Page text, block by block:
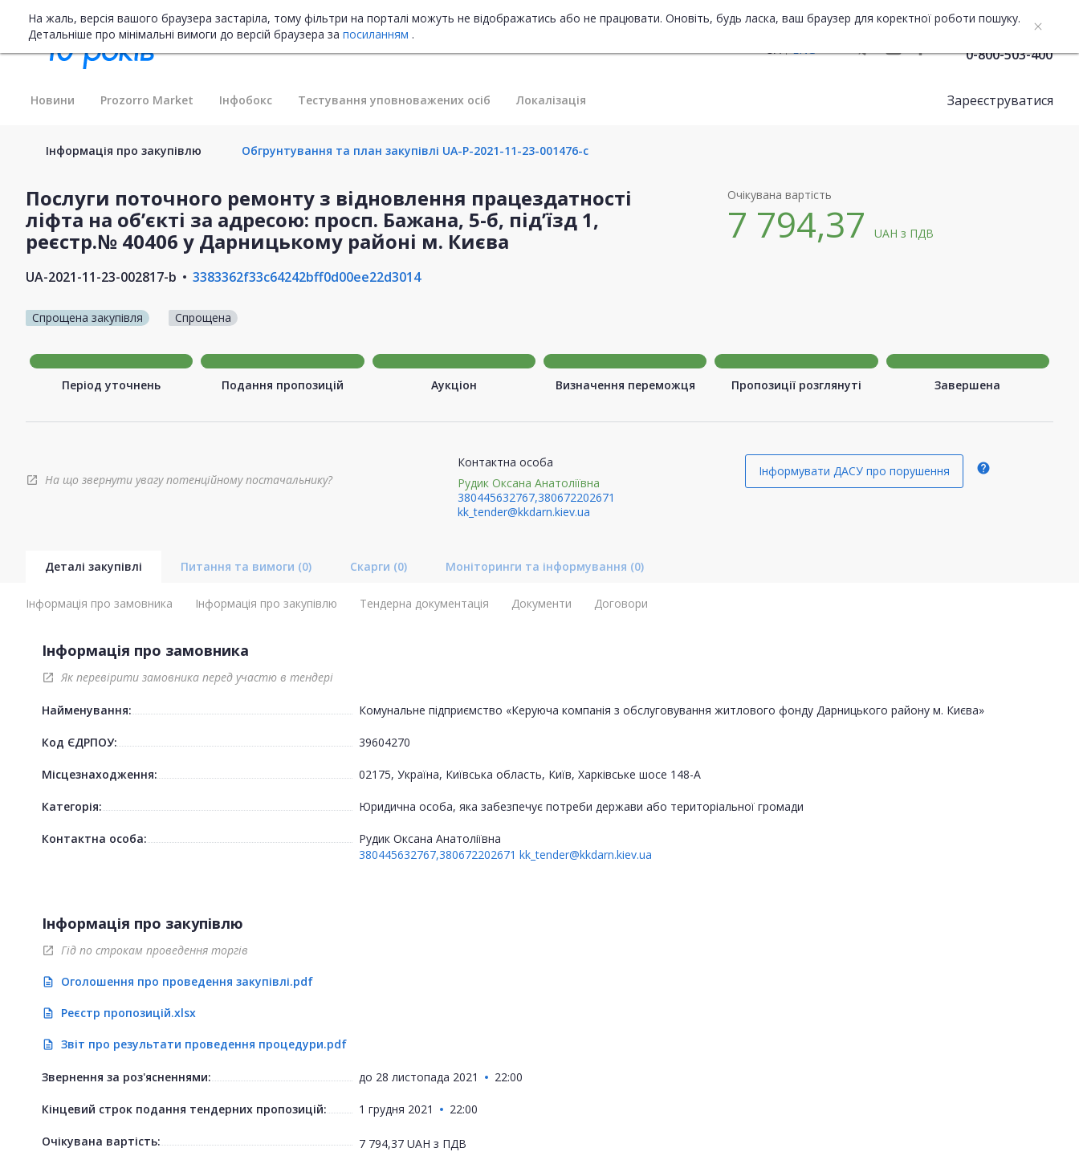
На жаль, версія вашого браузера застаріла, тому фільтри на порталі можуть не відображатись або не працювати. Оновіть, будь ласка, ваш браузер для коректної роботи пошуку.
Детальніше про мінімальні вимоги до версій браузера за посиланням .
UA
ENG 0-800-503-400
Новини Prozorro Market Інфобокс Тестування уповноважених осіб Локалізація Зареєструватися
Інформація про закупівлю Обгрунтування та план закупівлі UA-P-2021-11-23-001476-c
Послуги поточного ремонту з відновлення працездатності
ліфта на об’єкті за адресою: просп. Бажана, 5-б, під’їзд 1,
реєстр.№ 40406 у Дарницькому районі м. Києва
UA-2021-11-23-002817-b 3383362f33c64242bff0d00ee22d3014
Спрощена закупівля Спрощена
Очікувана вартість
7 794,37UAHз ПДВ
Період уточнень Подання пропозицій Аукціон Визначення переможця Пропозиції розглянуті Завершена
open_in_new На що звернути увагу потенційному постачальнику?
Контактна особа
Рудик Оксана Анатоліївна
380445632767,380672202671
kk_tender@kkdarn.kiev.ua
Інформувати ДАСУ про порушення help
Деталі закупівлі Питання та вимоги (0) Скарги (0) Моніторинги та інформування (0)
Інформація про замовника Інформація про закупівлю Тендерна документація Документи Договори
Інформація про замовника
open_in_new Як перевірити замовника перед участю в тендері
Найменування: Комунальне підприємство «Керуюча компанія з обслуговування житлового фонду Дарницького району м. Києва»
Код ЄДРПОУ: 39604270
Місцезнаходження: 02175, Україна, Київська область, Київ, Харківське шосе 148-А
Категорія: Юридична особа, яка забезпечує потреби держави або територіальної громади
Контактна особа:
Рудик Оксана Анатоліївна
380445632767,380672202671 kk_tender@kkdarn.kiev.ua
Інформація про закупівлю
open_in_new Гід по строкам проведення торгів
description Оголошення про проведення закупівлі.pdf
description Реєстр пропозицій.xlsx
description Звіт про результати проведення процедури.pdf
Звернення за роз'ясненнями: до 28 листопада 2021 22:00
Кінцевий строк подання тендерних пропозицій: 1 грудня 2021 22:00
Очікувана вартість: 7 794,37 UAH з ПДВ